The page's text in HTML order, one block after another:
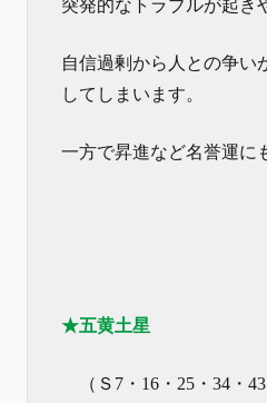
突発的なトラブルが起き
自信過剰から人との争い
してしまいます。
一方で昇進など名誉運に
★五黄土星
（Ｓ7・16・25・34・